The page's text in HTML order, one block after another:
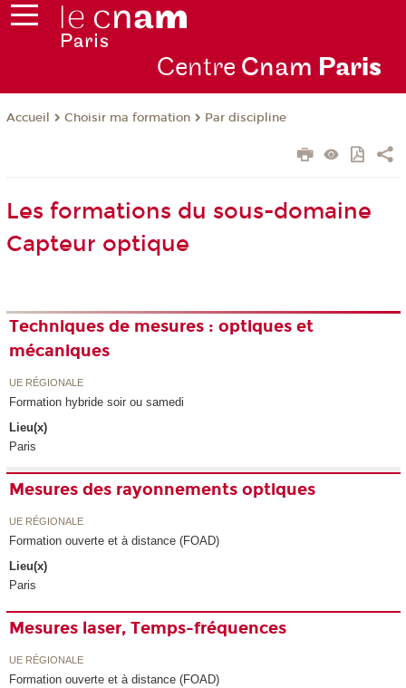
Centre Cnam Paris
Accueil Choisir ma formation Par discipline
Les formations du sous-domaine
Capteur optique
Techniques de mesures : optiques et
mécaniques
UE RÉGIONALE
Formation hybride soir ou samedi
Lieu(x)
Paris
Mesures des rayonnements optiques
UE RÉGIONALE
Formation ouverte et à distance (FOAD)
Lieu(x)
Paris
Mesures laser, Temps-fréquences
UE RÉGIONALE
Formation ouverte et à distance (FOAD)